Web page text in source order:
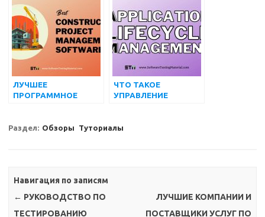
ПРОЕКТАМИ В 2022
ГОДУ
ЛУЧШЕЕ
ПРОГРАММНОЕ
СТРОИТЕЛЬНЫМИ
ЧТО ТАКОЕ
УПРАВЛЕНИЕ
ПРИЛОЖЕНИЙ (ALM)
Раздел: Обзоры Туториалы
Навигация по записям
← РУКОВОДСТВО ПО
ТЕСТИРОВАНИЮ
ЛУЧШИЕ КОМПАНИИ И
ПОСТАВЩИКИ УСЛУГ ПО